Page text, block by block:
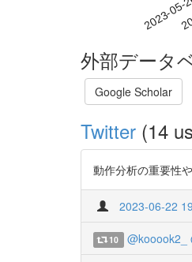
2023-
外部データ
Google Scholar
Twitter (14
動作分析の重要性
2023-06-22
10 @kooook2_